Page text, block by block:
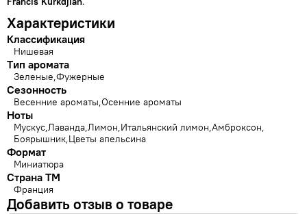
Характеристики
Классификация
Нишевая
Тип аромата
Зеленые Фужерные
Сезонность
Весенние ароматы Осенние ароматы
Ноты
Мускус Лаванда Лимон Итальянский лимон Амброксон
Боярышник Цветы апельсина
Формат
Миниатюра
Страна ТМ
Франция
Добавить отзыв о товаре